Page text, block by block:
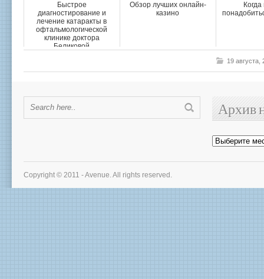
Быстрое
диагностирование и
лечение катаракты в
офтальмологической
клинике доктора
Беликовой
Обзор лучших онлайн-
казино
19 августа,
Архив
Архив
новостей
Copyright © 2011 - Avenue. All rights reserved.